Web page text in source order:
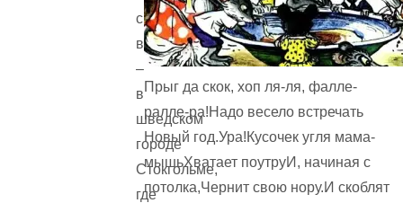
с
вами
–
в
шведском
городе
Стокгольме,
где
Прыг да скок, хоп ля-ля, фалле-
ралле-ра!Надо весело встречать
Новый год.Ура!Кусочек угля мама-
мышьХватает поутруИ, начиная с
потолка,Чернит свою нору.И скоблят